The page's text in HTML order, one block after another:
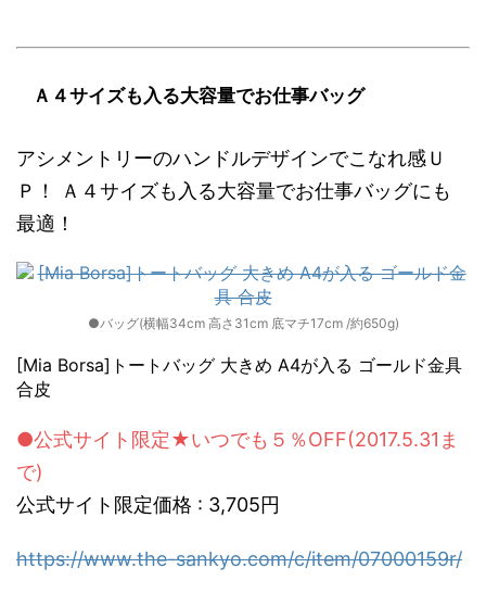
Ａ４サイズも入る大容量でお仕事バッグ
アシメントリーのハンドルデザインでこなれ感Ｕ
Ｐ！ Ａ４サイズも入る大容量でお仕事バッグにも
最適！
●バッグ(横幅34cm 高さ31cm 底マチ17cm /約650g)
[Mia Borsa]トートバッグ 大きめ A4が入る ゴールド金具
合皮
●公式サイト限定★いつでも５％OFF(2017.5.31ま
で)
公式サイト限定価格 : 3,705円
https://www.the-sankyo.com/c/item/07000159r/